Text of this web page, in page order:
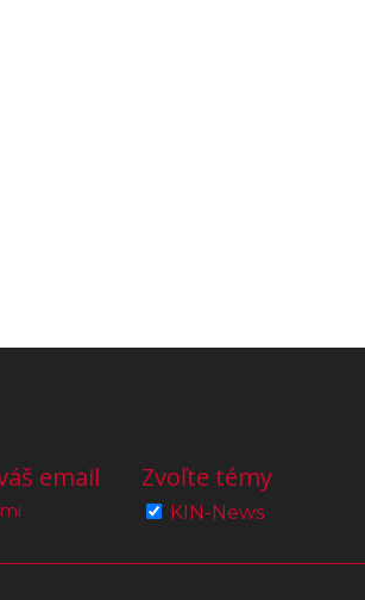
email Zvoľte témy
KIN-News